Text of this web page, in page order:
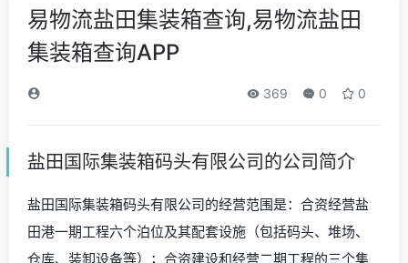
易物流盐田集装箱查询,易物流盐田
集装箱查询APP
369 0 0
盐田国际集装箱码头有限公司的公司简介
盐田国际集装箱码头有限公司的经营范围是：合资经营盐
田港一期工程六个泊位及其配套设施（包括码头、堆场、
仓库、装卸设备等）；合资建设和经营二期工程的三个集